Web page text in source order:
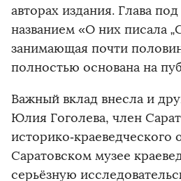
авторах издания. Глава
названием «О них писала
занимающая почти
полностью основана на
Важный вклад внесла и
Юлия Гоголева, член
историко‑краеведческого
Саратовском музее
серьёзную